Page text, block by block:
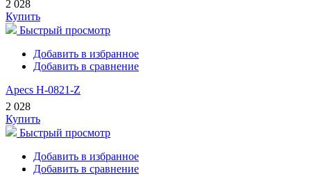
2 028
Купить
Быстрый просмотр
Добавить в избранное
Добавить в сравнение
Apecs H-0821-Z
2 028
Купить
Быстрый просмотр
Добавить в избранное
Добавить в сравнение